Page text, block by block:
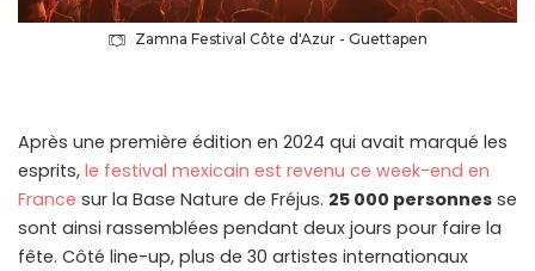
Zamna Festival Côte d'Azur - Guettapen
Après une première édition en 2024 qui avait marqué les
esprits, le festival mexicain est revenu ce week-end en
France sur la Base Nature de Fréjus. 25 000 personnes se
sont ainsi rassemblées pendant deux jours pour faire la
fête. Côté line-up, plus de 30 artistes internationaux